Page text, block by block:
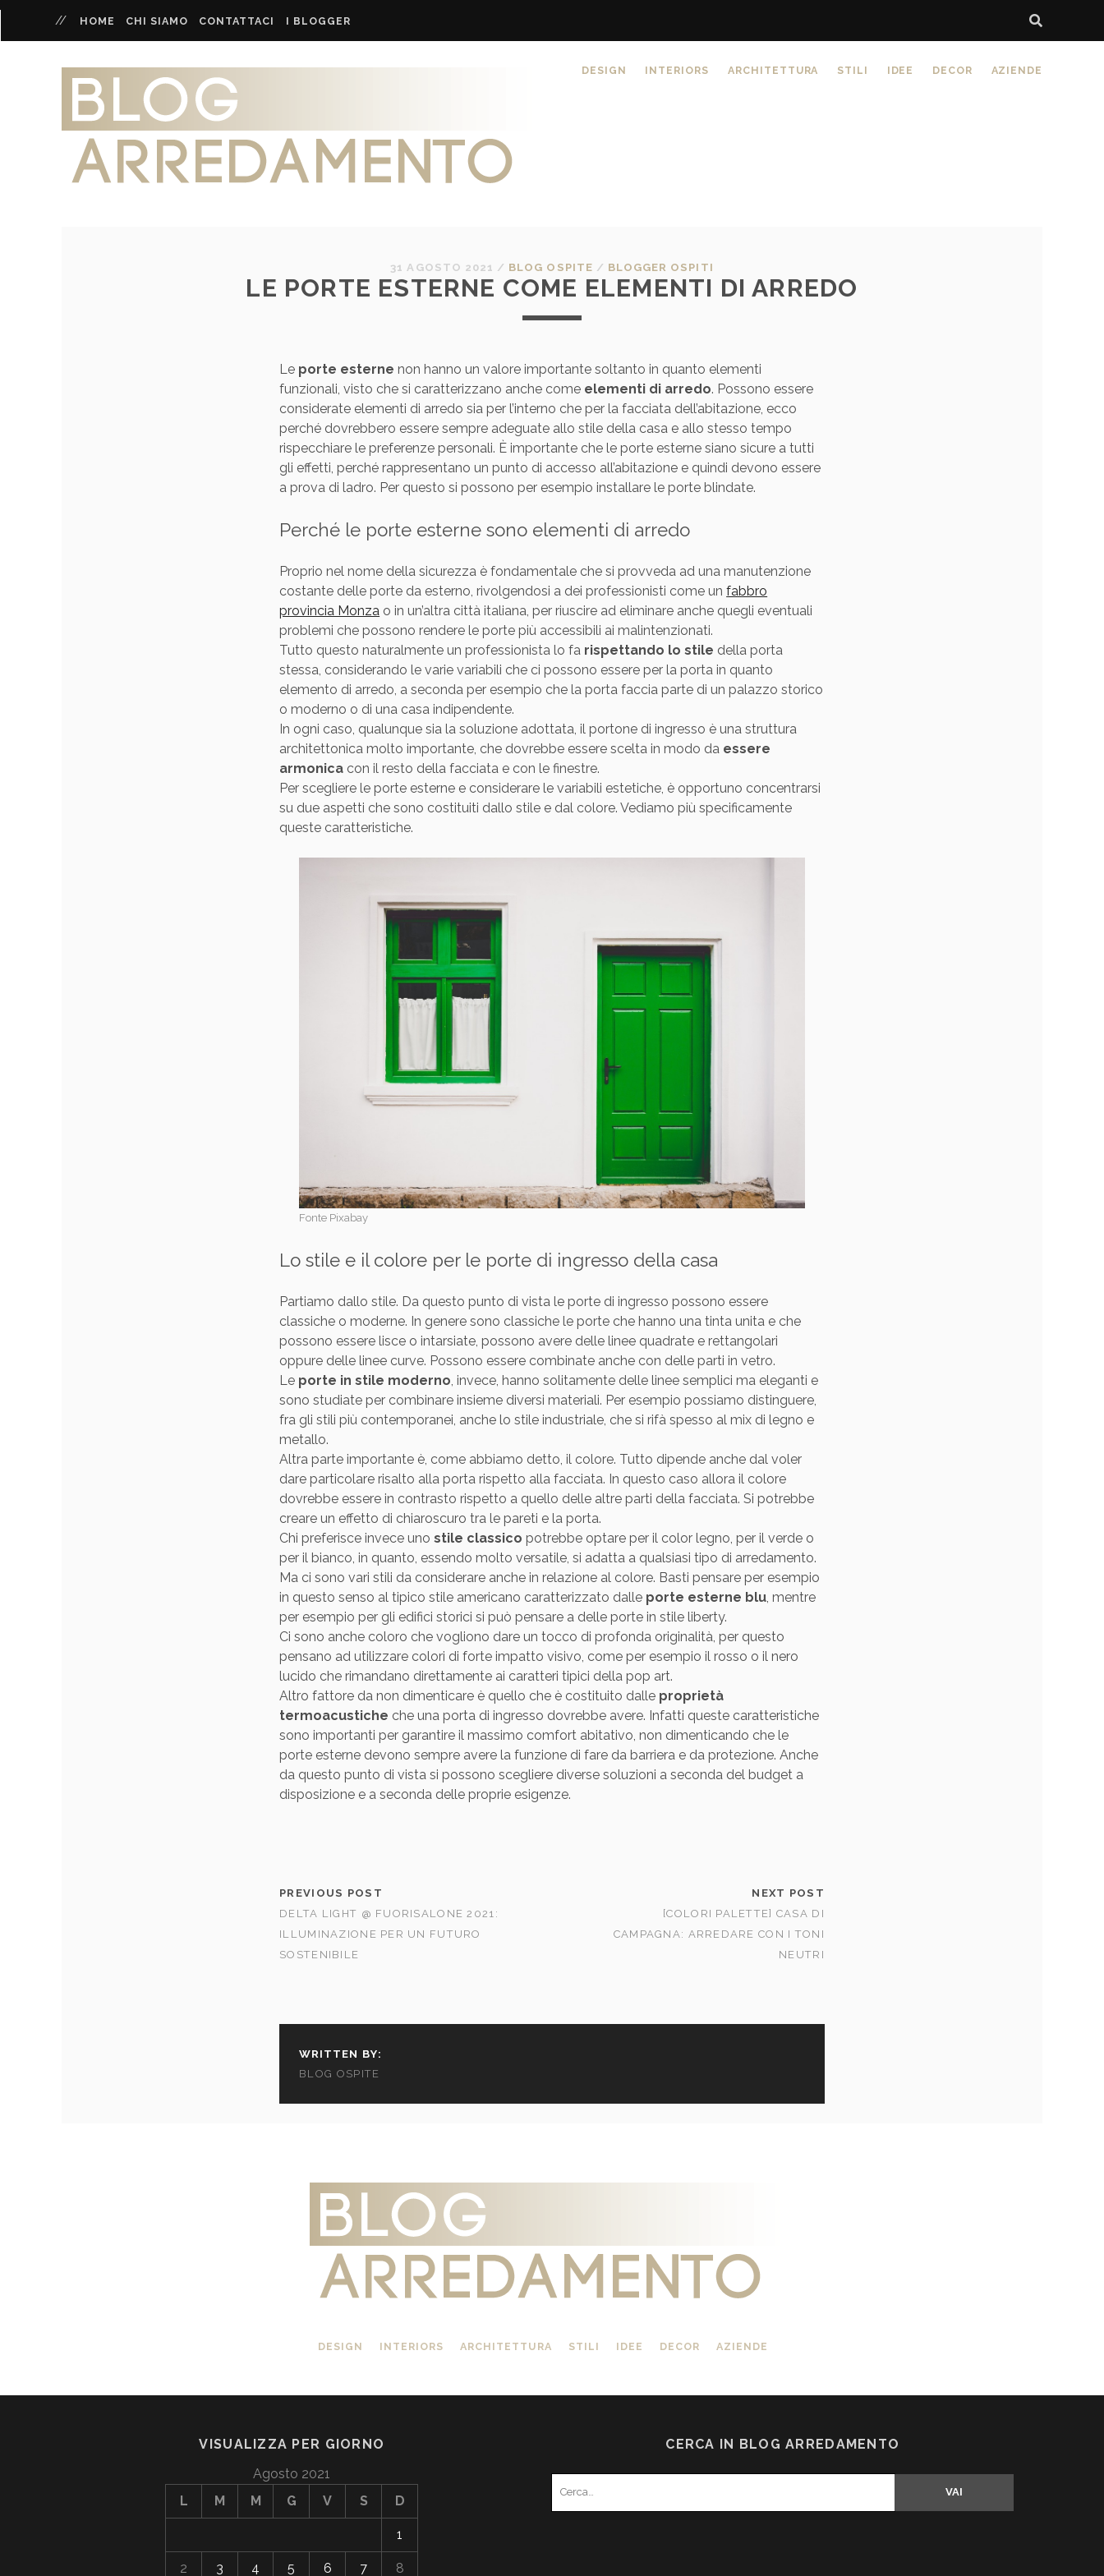
HOME CHI SIAMO CONTATTACI I BLOGGER
DESIGN INTERIORS ARCHITETTURA STILI IDEE DECOR AZIENDE
31 AGOSTO 2021 / BLOG OSPITE / BLOGGER OSPITI
LE PORTE ESTERNE COME ELEMENTI DI ARREDO
Le porte esterne non hanno un valore importante soltanto in quanto elementi
funzionali, visto che si caratterizzano anche come elementi di arredo. Possono essere
considerate elementi di arredo sia per l’interno che per la facciata dell’abitazione, ecco
perché dovrebbero essere sempre adeguate allo stile della casa e allo stesso tempo
rispecchiare le preferenze personali. È importante che le porte esterne siano sicure a tutti
gli effetti, perché rappresentano un punto di accesso all’abitazione e quindi devono essere
a prova di ladro. Per questo si possono per esempio installare le porte blindate.
Perché le porte esterne sono elementi di arredo
Proprio nel nome della sicurezza è fondamentale che si provveda ad una manutenzione
costante delle porte da esterno, rivolgendosi a dei professionisti come unfabbro
provincia Monza o in un’altra città italiana, per riuscire ad eliminare anche quegli eventuali
problemi che possono rendere le porte più accessibili ai malintenzionati.
Tutto questo naturalmente un professionista lo fa rispettando lo stile della porta
stessa, considerando le varie variabili che ci possono essere per la porta in quanto
elemento di arredo, a seconda per esempio che la porta faccia parte di un palazzo storico
o moderno o di una casa indipendente.
In ogni caso, qualunque sia la soluzione adottata, il portone di ingresso è una struttura
architettonica molto importante, che dovrebbe essere scelta in modo da essere
armonica con il resto della facciata e con le finestre.
Per scegliere le porte esterne e considerare le variabili estetiche, è opportuno concentrarsi
su due aspetti che sono costituiti dallo stile e dal colore. Vediamo più specificamente
queste caratteristiche.
Fonte Pixabay
Lo stile e il colore per le porte di ingresso della casa
Partiamo dallo stile. Da questo punto di vista le porte di ingresso possono essere
classiche o moderne. In genere sono classiche le porte che hanno una tinta unita e che
possono essere lisce o intarsiate, possono avere delle linee quadrate e rettangolari
oppure delle linee curve. Possono essere combinate anche con delle parti in vetro.
Le porte in stile moderno, invece, hanno solitamente delle linee semplici ma eleganti e
sono studiate per combinare insieme diversi materiali. Per esempio possiamo distinguere,
fra gli stili più contemporanei, anche lo stile industriale, che si rifà spesso al mix di legno e
metallo.
Altra parte importante è, come abbiamo detto, il colore. Tutto dipende anche dal voler
dare particolare risalto alla porta rispetto alla facciata. In questo caso allora il colore
dovrebbe essere in contrasto rispetto a quello delle altre parti della facciata. Si potrebbe
creare un effetto di chiaroscuro tra le pareti e la porta.
Chi preferisce invece unostile classico potrebbe optare per il color legno, per il verde o
per il bianco, in quanto, essendo molto versatile, si adatta a qualsiasi tipo di arredamento.
Ma ci sono vari stili da considerare anche in relazione al colore. Basti pensare per esempio
in questo senso al tipico stile americano caratterizzato dalle porte esterne blu, mentre
per esempio per gli edifici storici si può pensare a delle porte in stile liberty.
Ci sono anche coloro che vogliono dare un tocco di profonda originalità, per questo
pensano ad utilizzare colori di forte impatto visivo, come per esempio il rosso o il nero
lucido che rimandano direttamente ai caratteri tipici della pop art.
Altro fattore da non dimenticare è quello che è costituito dalle proprietà
termoacustiche che una porta di ingresso dovrebbe avere. Infatti queste caratteristiche
sono importanti per garantire il massimo comfort abitativo, non dimenticando che le
porte esterne devono sempre avere la funzione di fare da barriera e da protezione. Anche
da questo punto di vista si possono scegliere diverse soluzioni a seconda del budget a
disposizione e a seconda delle proprie esigenze.
PREVIOUS POST
DELTA LIGHT @ FUORISALONE 2021:
ILLUMINAZIONE PER UN FUTURO
SOSTENIBILE
NEXT POST
[COLORI PALETTE] CASA DI
CAMPAGNA: ARREDARE CON I TONI
NEUTRI
WRITTEN BY:
BLOG OSPITE
DESIGN INTERIORS ARCHITETTURA STILI IDEE DECOR AZIENDE
VISUALIZZA PER GIORNO
Agosto 2021
L
M M G V S D
1
2 3 4 5 6 7 8
CERCA IN BLOG ARREDAMENTO